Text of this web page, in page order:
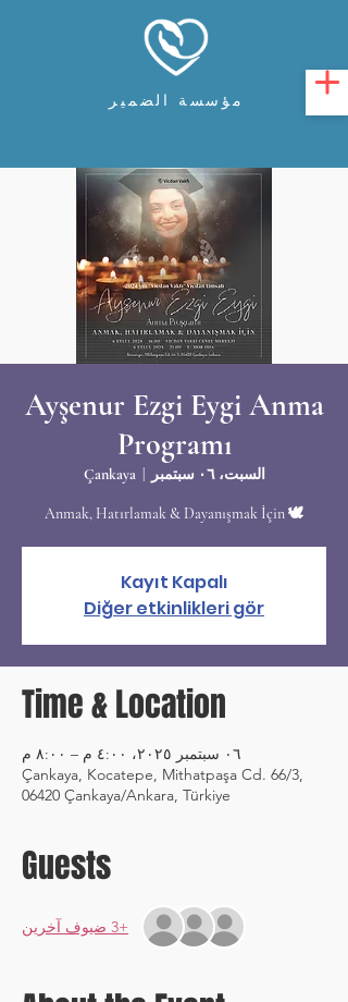
مؤسسة الضمير
Ayşenur Ezgi Eygi Anma
Programı
السبت، ٠٦ سبتمبر
  |
Çankaya
🕊️ Anmak, Hatırlamak & Dayanışmak İçin
Kayıt Kapalı
Diğer etkinlikleri gör
Time & Location
٠٦ سبتمبر ٢٠٢٥، ٤:٠٠ م – ٨:٠٠ م
Çankaya, Kocatepe, Mithatpaşa Cd. 66/3,
06420 Çankaya/Ankara, Türkiye
Guests
+3 ضيوف آخرين